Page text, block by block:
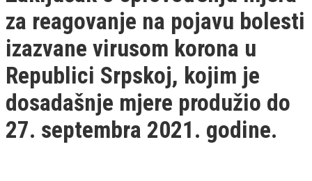
za reagovanje na pojavu bolesti
izazvane virusom korona u
Republici Srpskoj, kojim je
dosadašnje mjere produžio do
27. septembra 2021. godine.